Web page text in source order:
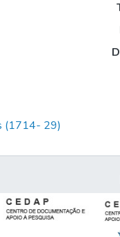
(1714- 29)